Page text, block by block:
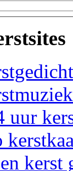
uur
kerst